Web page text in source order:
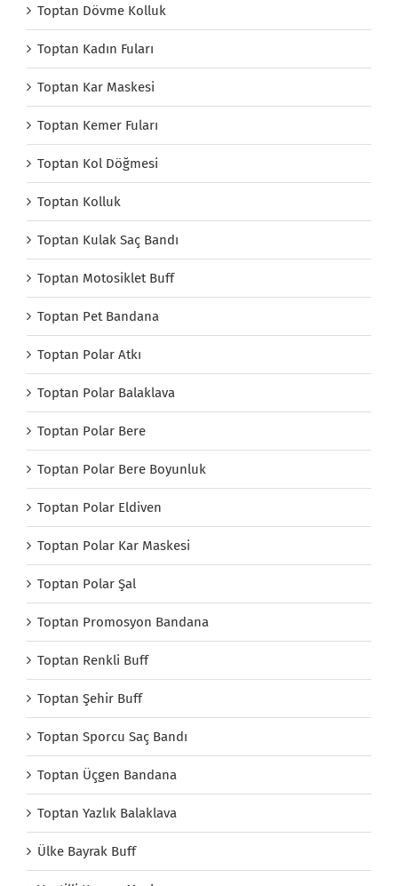
Toptan Dövme Kolluk
Toptan Kadın Fuları
Toptan Kar Maskesi
Toptan Kemer Fuları
Toptan Kol Döğmesi
Toptan Kolluk
Toptan Kulak Saç Bandı
Toptan Motosiklet Buff
Toptan Pet Bandana
Toptan Polar Atkı
Toptan Polar Balaklava
Toptan Polar Bere
Toptan Polar Bere Boyunluk
Toptan Polar Eldiven
Toptan Polar Kar Maskesi
Toptan Polar Şal
Toptan Promosyon Bandana
Toptan Renkli Buff
Toptan Şehir Buff
Toptan Sporcu Saç Bandı
Toptan Üçgen Bandana
Toptan Yazlık Balaklava
Ülke Bayrak Buff